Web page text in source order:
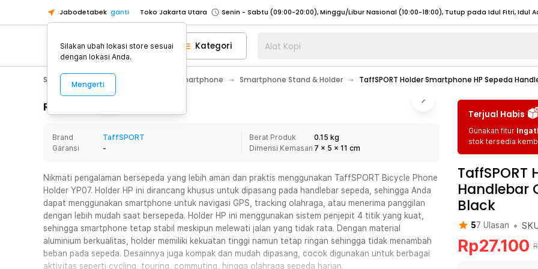
Jabodetabek ganti Toko Jakarta Utara
Toko Tangerang
Toko Cikupa
Pick n Go Jakarta Barat
Senin - Jumat (07:00 - 20:00), Sabtu - Minggu (08:00 - 20:00), Tutup pada Idul Fitri
Pick n Go Bekasi
Senin - Jumat (08:00 - 20:00), Sabtu - Minggu/ Libur Nasional (08:00 - 17:00) Selengkapnya
Senin - Jumat (08:00 - 20:00), Sabtu - Minggu/ Libur Nasional (08:00 - 17:00) Selengkapnya
Senin - Sabtu (09:00-20:00), Minggu/Libur Nasional (12:00-20:00), Tutup pada Idul Fitri
Toko Jakarta Barat
Senin - Sabtu (09:00-20:00), Minggu/Libur Nasional (12:00-20:00), Tutup pada Idul Fitri
Toko Tangerang
Toko Cikupa
Pick n Go Jakarta Barat
Senin - Jumat (07:00 - 20:00), Sabtu - Minggu (08:00 - 20:00), Tutup pada Idul Fitri
Pick n Go Bekasi
Senin - Jumat (08:00 - 20:00), Sabtu - Minggu/ Libur Nasional (08:00 - 17:00)
Selengkapnya
Pick n Go Depok
Senin - Jumat (08:00 - 20:00), Sabtu - Minggu/ Libur Nasional (08:00 - 17:00) Selengkapnya
Kategori Alat Kopi
Smartphone & Tablet Aksesoris Smartphone Smartphone Stand & Holder TaffSPORT Holder Smartphone HP Sepeda
Rincian Produk
Brand
TaffSPORT
Garansi
-
Berat Produk
0.15 kg
Dimensi Kemasan 7 x 5 x 11 cm
Nikmati pengalaman bersepeda yang lebih aman dan praktis menggunakan TaffSPORT Bicycle Phone
Holder YP07. Holder HP ini dirancang khusus untuk dipasang pada handlebar sepeda, sehingga Anda
dapat menggunakan smartphone untuk navigasi GPS, tracking olahraga, atau menerima panggilan
dengan lebih mudah saat bersepeda. Holder HP ini menggunakan sistem penjepit 4 titik yang kuat,
sehingga smartphone tetap stabil meskipun melewati jalan yang tidak rata. Dengan material
aluminium berkualitas, holder memiliki kekuatan tinggi namun tetap ringan sehingga tidak menambah
beban pada sepeda. Desainnya juga kompak dan mudah dipasang, cocok digunakan untuk berbagai
aktivitas seperti cycling, touring, commuting, hingga olahraga sepeda harian.
Terjual Habis
Gunakan fitur
stok tersedia
TaffSPORT
Handlebar
Black
57 Ulasan •
Rp27.100
Silakan ubah lokasi store sesuai
dengan lokasi Anda.
Mengerti